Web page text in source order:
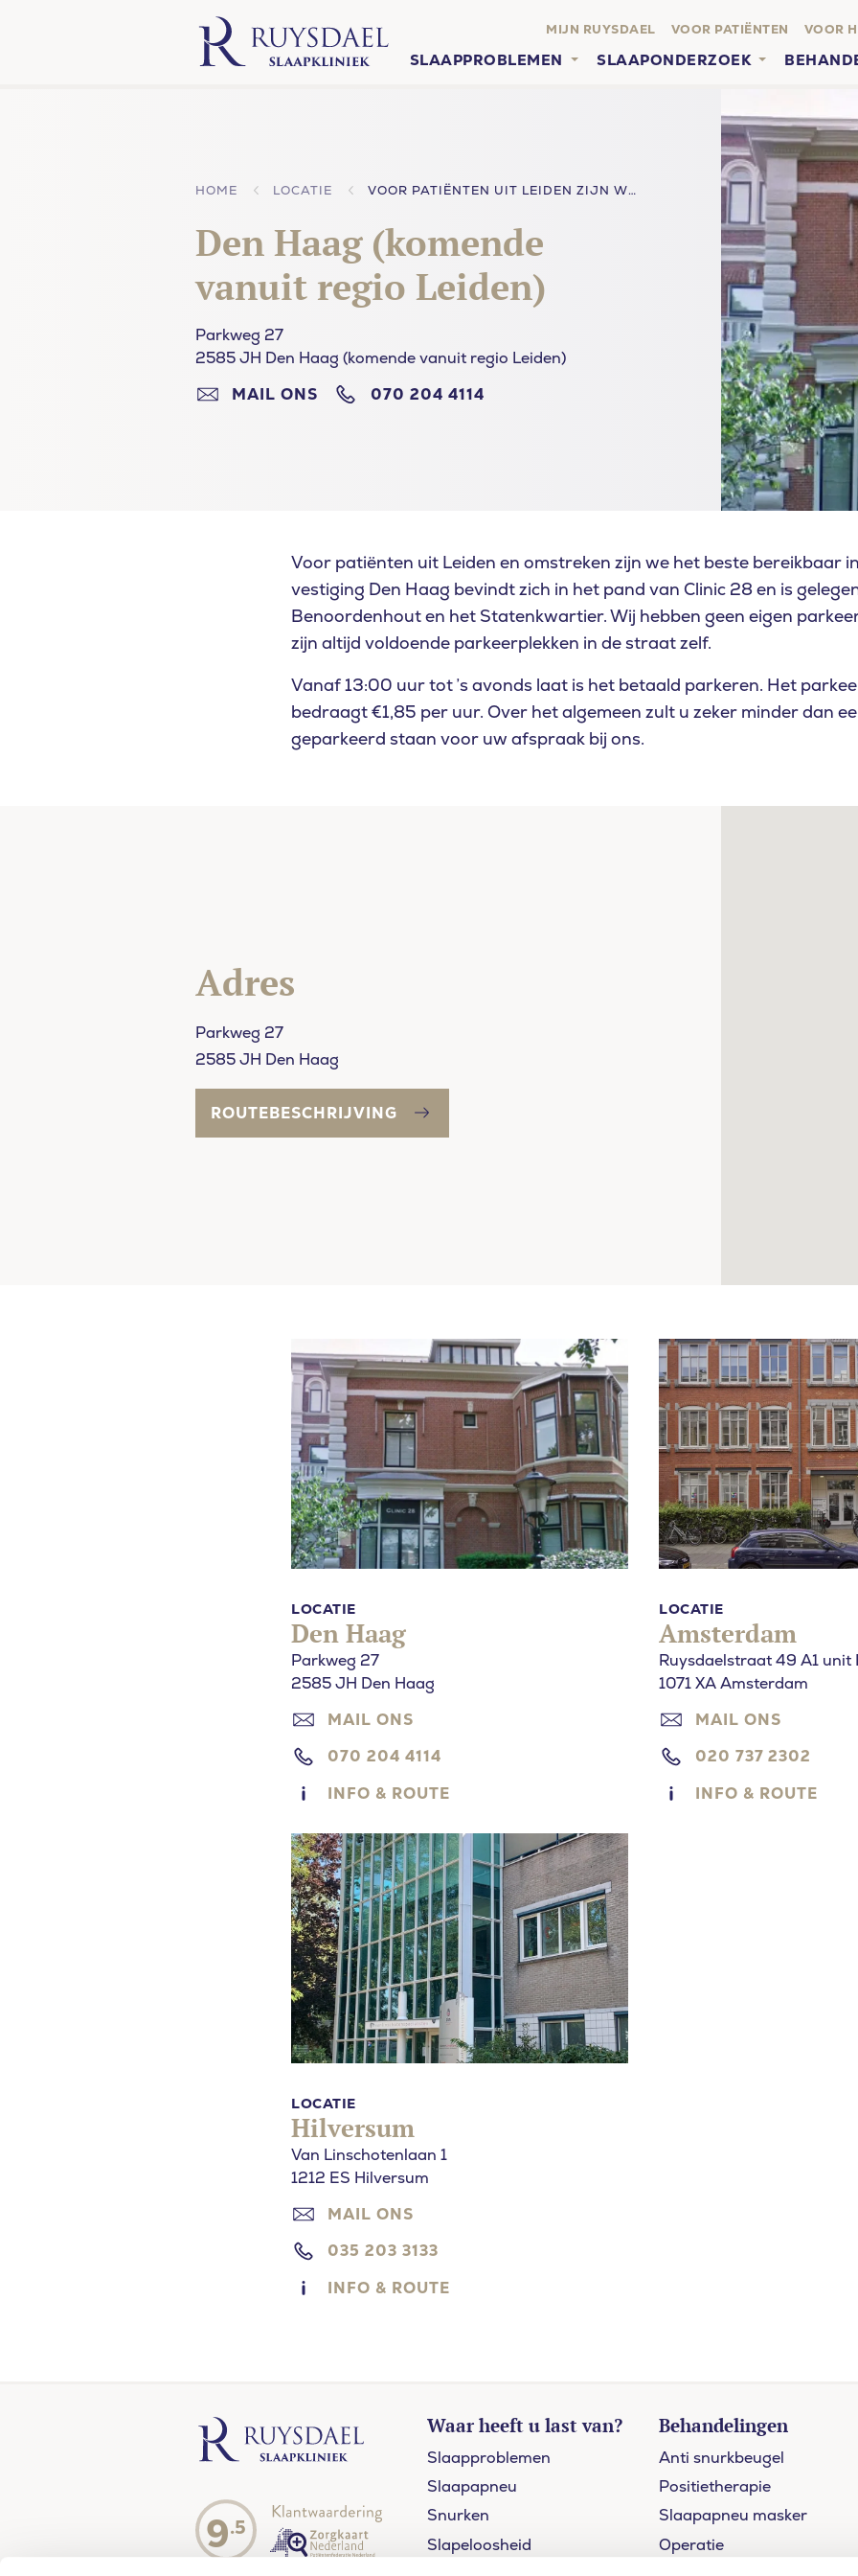
MIJN RUYSDAEL VOOR PATIËNTEN VOOR
SLAAPPROBLEMEN SLAAPONDERZOEK
HOME LOCATIE VOOR PATIËNTEN UIT LEIDEN ZIJN WE HET BESTE BEREIKBAAR IN DEN HAAG
Den Haag (komende
vanuit regio Leiden)
Parkweg 27
2585 JH Den Haag (komende vanuit regio Leiden)
MAIL ONS
070 204 4114
Voor patiënten uit Leiden en omstreken zijn we het beste bereikbaar
vestiging Den Haag bevindt zich in het pand van Clinic 28 en is
Benoordenhout en het Statenkwartier. Wij hebben geen eigen
zijn altijd voldoende parkeerplekken in de straat zelf.
Vanaf 13:00 uur tot ’s avonds laat is het betaald parkeren. Het
bedraagt €1,85 per uur. Over het algemeen zult u zeker minder dan
geparkeerd staan voor uw afspraak bij ons.
Adres
Parkweg 27
2585 JH Den Haag
ROUTEBESCHRIJVING
LOCATIE
Den Haag
Parkweg 27
2585 JH Den Haag
MAIL ONS
070 204 4114
INFO & ROUTE
LOCATIE
Amsterdam
Ruysdaelstraat 49 A1 unit
1071 XA Amsterdam
MAIL ONS
020 737 2302
INFO & ROUTE
LOCATIE
Hilversum
Van Linschotenlaan 1
1212 ES Hilversum
MAIL ONS
035 203 3133
INFO & ROUTE
9.5
Waar heeft u last van?
Slaapproblemen
Slaapapneu
Snurken
Slapeloosheid
Behandelingen
Anti snurkbeugel
Positietherapie
Slaapapneu masker
Operatie